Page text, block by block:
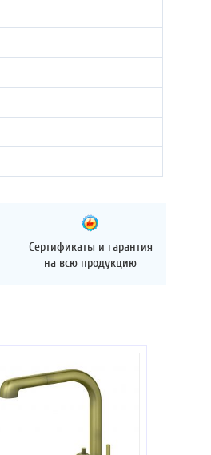
Сертификаты и гарантия
на всю продукцию